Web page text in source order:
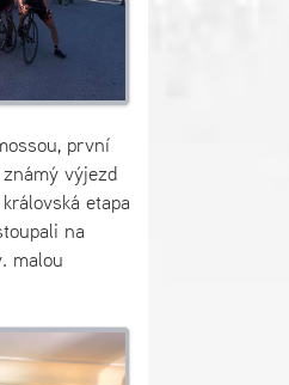
první
výjezd
etapa
na
malou